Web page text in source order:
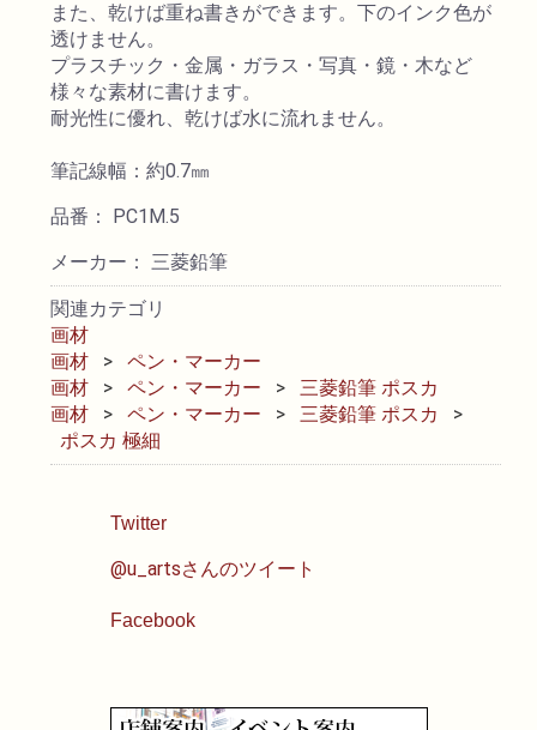
Twitter
@u_artsさんのツイート
Facebook
また、乾けば重ね書きができます。下のインク色が
透けません。
プラスチック・金属・ガラス・写真・鏡・木など
様々な素材に書けます。
耐光性に優れ、乾けば水に流れません。
筆記線幅：約0.7㎜
品番： PC1M.5
メーカー： 三菱鉛筆
関連カテゴリ
画材
画材
ペン・マーカー
画材
ペン・マーカー
三菱鉛筆 ポスカ
画材
ペン・マーカー
三菱鉛筆 ポスカ
ポスカ 極細
油絵具
日本画絵具
コミック画材
油性色鉛筆